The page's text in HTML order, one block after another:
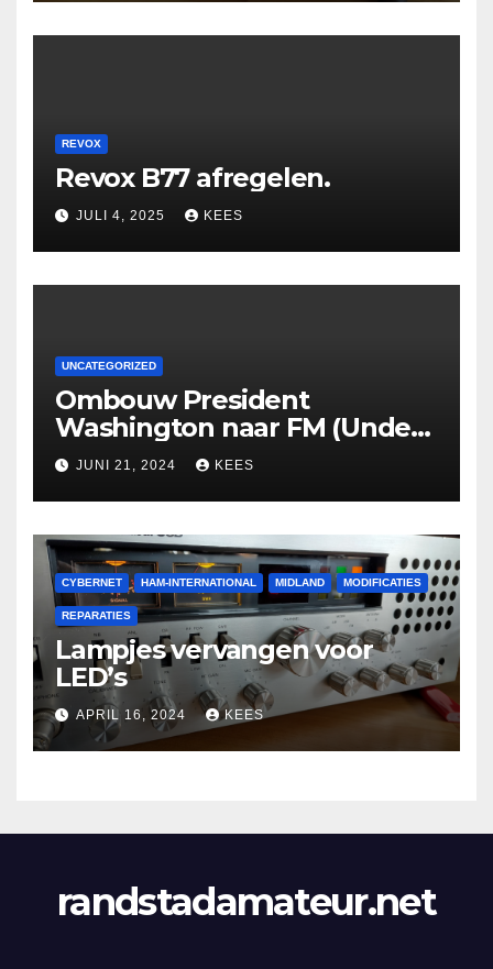
REVOX
Revox B77 afregelen.
JULI 4, 2025 KEES
UNCATEGORIZED
Ombouw President
Washington naar FM (Under
Construction)
JUNI 21, 2024 KEES
CYBERNET HAM-INTERNATIONAL MIDLAND MODIFICATIES
REPARATIES
Lampjes vervangen voor
LED’s
APRIL 16, 2024 KEES
randstadamateur.net